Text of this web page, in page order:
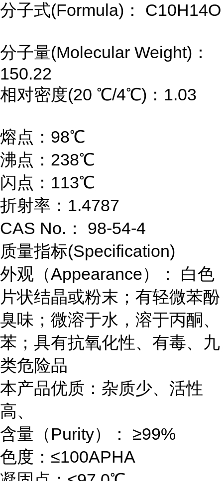
分子式(Formula)： C10H14O
分子量(Molecular Weight)：
150.22
相对密度(20 ℃/4℃)：1.03
熔点：98℃
沸点：238℃
闪点：113℃
折射率：1.4787
CAS No.： 98-54-4
质量指标(Specification)
外观（Appearance）： 白色
片状结晶或粉末；有轻微苯酚
臭味；微溶于水，溶于丙酮、
苯；具有抗氧化性、有毒、九
类危险品
本产品优质：杂质少、活性
高、
含量（Purity）： ≥99%
色度：≤100APHA